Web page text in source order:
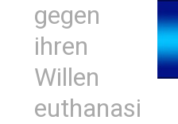
gegen
ihren
Willen
euthanasi